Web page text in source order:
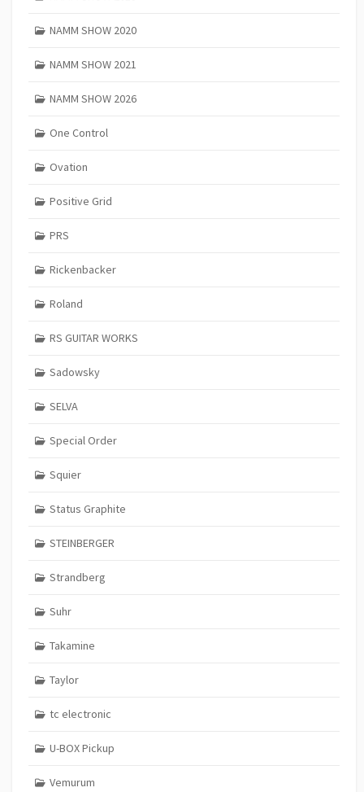
NAMM SHOW 2020
NAMM SHOW 2021
NAMM SHOW 2026
One Control
Ovation
Positive Grid
PRS
Rickenbacker
Roland
RS GUITAR WORKS
Sadowsky
SELVA
Special Order
Squier
Status Graphite
STEINBERGER
Strandberg
Suhr
Takamine
Taylor
tc electronic
U-BOX Pickup
Vemurum